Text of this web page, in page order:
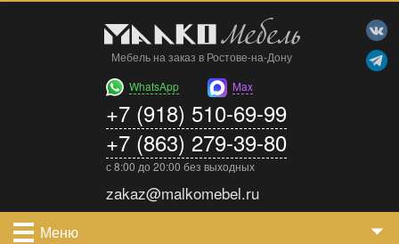
Мебель на заказ в Ростове-на-Дону
WhatsApp
Max
+7 (918) 510-69-99
+7 (863) 279-39-80
с 8:00 до 20:00 без выходных
zakaz@malkomebel.ru
Меню